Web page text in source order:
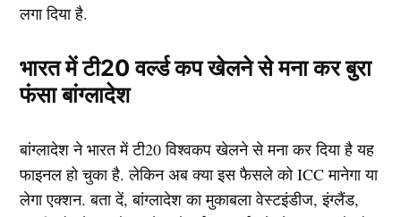
लगा दिया है.
भारत में टी20 वर्ल्ड कप खेलने से मना कर बुरा
फंसा बांग्लादेश
बांग्लादेश ने भारत में टी20 विश्वकप खेलने से मना कर दिया है यह
फाइनल हो चुका है. लेकिन अब क्या इस फैसले को ICC मानेगा या
लेगा एक्शन. बता दें, बांग्लादेश का मुकाबला वेस्टइंडीज, इंग्लैंड,